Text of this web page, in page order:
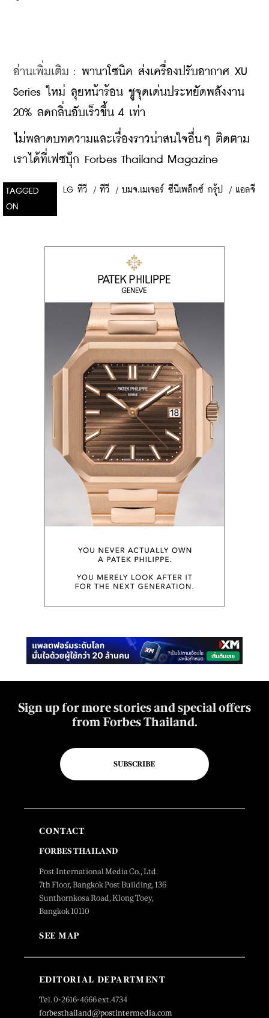
อ่านเพิ่มเติม : พานาโซนิค ส่งเครื่องปรับอากาศ XU
Series ใหม่ ลุยหน้าร้อน ชูจุดเด่นประหยัดพลังงาน
20% ลดกลิ่นอับเร็วขึ้น 4 เท่า
ไม่พลาดบทความและเรื่องราวน่าสนใจอื่นๆ ติดตาม
เราได้ที่เฟซบุ๊ก Forbes Thailand Magazine
TAGGED
ON
LG ทีวี / ทีวี / บมจ.เมเจอร์ ซีนีเพล็กซ์ กรุ้ป / แอลจี
Sign up for more stories and special offers
from Forbes Thailand.
SUBSCRIBE
CONTACT
FORBES THAILAND
Post International Media Co., Ltd.
7th Floor, Bangkok Post Building, 136
Sunthornkosa Road, Klong Toey,
Bangkok 10110
SEE MAP
EDITORIAL DEPARTMENT
Tel. 0-2616-4666 ext.4734
forbesthailand@postintermedia.com